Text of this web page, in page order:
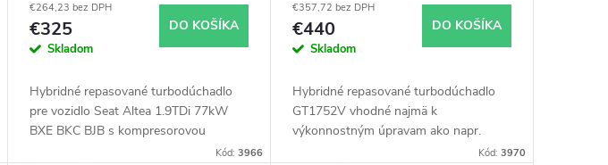
54399700011
€264,23 bez DPH
€325
Skladom
DO KOŠÍKA
Hybridné repasované turbodúchadlo
pre vozidlo Seat Altea 1.9TDi 77kW
BXE BKC BJB s kompresorovou
skriňou z Fabie RS KKK 54399700022.
Kód: 3966
€357,72 bez DPH
€440
Skladom
DO KOŠÍKA
Hybridné repasované turbodúchadlo
GT1752V vhodné najmä k
výkonnostným úpravam ako napr.
Kód: 3970